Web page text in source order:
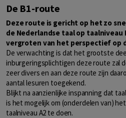
De B1-route
Deze route is gericht op het zo
de Nederlandse taal op taalniveau
vergroten van het perspectief op
De verwachting is dat het grootste
inburgeringsplichtigen deze route zal
zeer divers en aan deze route zijn
aantal lesuren toegekend.
Blijkt na aanzienlijke inspanning dat
is het mogelijk om (onderdelen van)
taalniveau A2 te doen.